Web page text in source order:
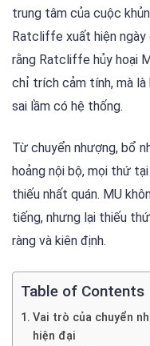
trung tâm của cuộc
Ratcliffe xuất hiện ngày
rằng Ratcliffe hủy hoại
chỉ trích cảm tính, mà
sai lầm có hệ thống.
Từ chuyển nhượng, bổ
hoảng nội bộ, mọi thứ
thiếu nhất quán. MU
tiếng, nhưng lại thiếu
ràng và kiên định.
Table of Contents
Vai trò của chuyển
hiện đại